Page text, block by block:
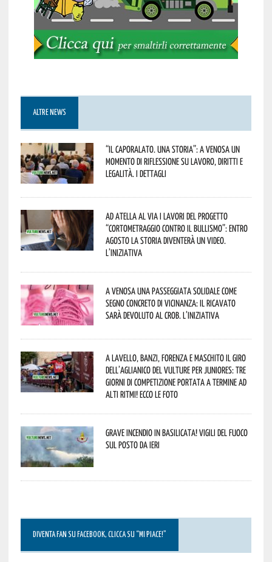
ALTRE NEWS
“Il caporalato. Una storia”: a Venosa un
momento di riflessione su lavoro, diritti e
legalità. I dettagli
Ad Atella al via i lavori del progetto
“Cortometraggio contro il bullismo”: entro
agosto la storia diventerà un video.
L’iniziativa
A Venosa una passeggiata solidale come
segno concreto di vicinanza: il ricavato
sarà devoluto al CROB. L’iniziativa
A Lavello, Banzi, Forenza e Maschito il Giro
dell’Aglianico del Vulture per juniores: tre
giorni di competizione portata a termine ad
alti ritmi! Ecco le foto
Grave incendio in Basilicata! Vigili del fuoco
sul posto da ieri
DIVENTA FAN SU FACEBOOK, CLICCA SU “MI PIACE!”